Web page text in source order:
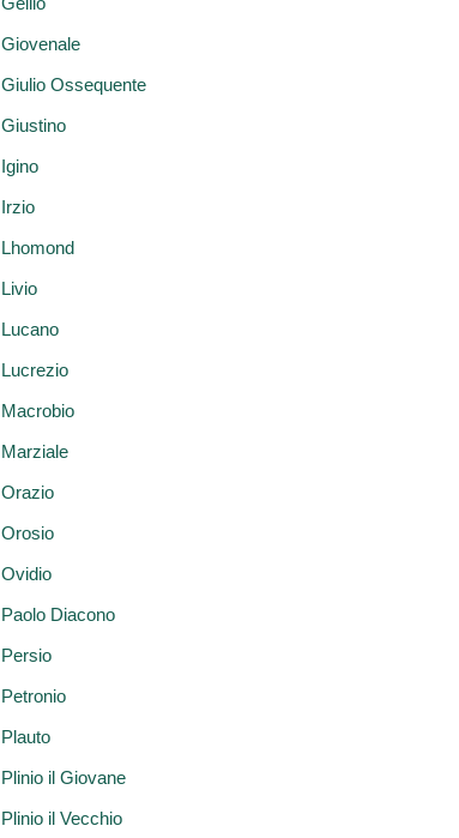
Giovenale
Giulio Ossequente
Giustino
Igino
Irzio
Lhomond
Livio
Lucano
Lucrezio
Macrobio
Marziale
Orazio
Orosio
Ovidio
Paolo Diacono
Persio
Petronio
Plauto
Plinio il Giovane
Plinio il Vecchio